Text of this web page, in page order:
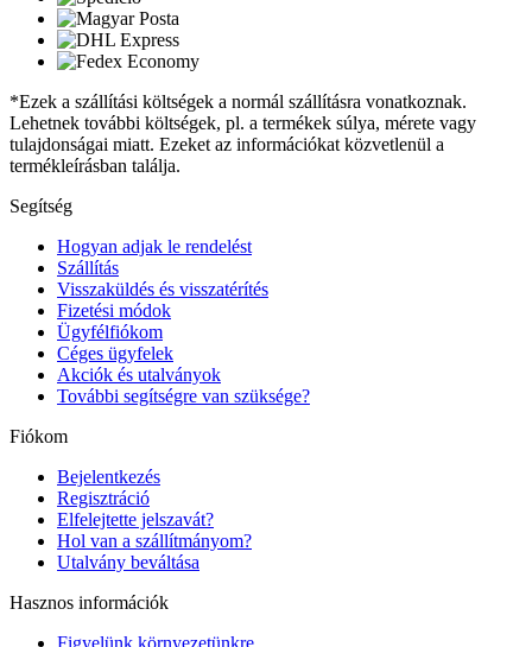
*Ezek a szállítási költségek a normál szállításra vonatkoznak.
Lehetnek további költségek, pl. a termékek súlya, mérete vagy
tulajdonságai miatt. Ezeket az információkat közvetlenül a
termékleírásban találja.
Segítség
Hogyan adjak le rendelést
Szállítás
Visszaküldés és visszatérítés
Fizetési módok
Ügyfélfiókom
Céges ügyfelek
Akciók és utalványok
További segítségre van szüksége?
Fiókom
Bejelentkezés
Regisztráció
Elfelejtette jelszavát?
Hol van a szállítmányom?
Utalvány beváltása
Hasznos információk
Figyelünk környezetünkre